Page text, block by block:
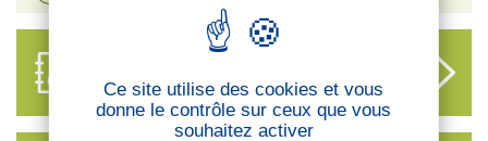
DES DÉLÉGUÉS
Ce site utilise des cookies et vous
donne le contrôle sur ceux que vous
souhaitez activer